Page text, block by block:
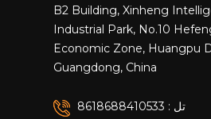
B2 Building, Xinheng
Industrial Park, No.10
Economic Zone, Huangpu
Guangdong, China
تل : 8618688410533